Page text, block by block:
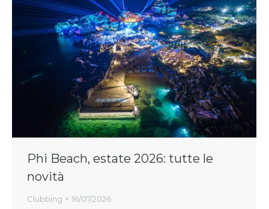
Phi Beach, estate 2026: tutte le
novità
Clubbing 16/07/2026